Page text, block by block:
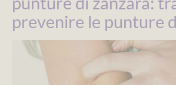
prevenire le punture